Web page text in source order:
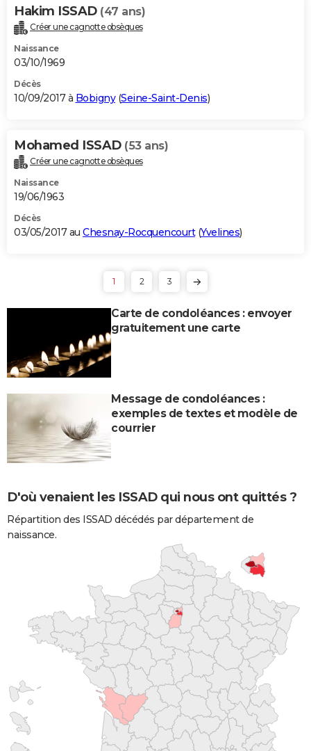
Hakim ISSAD (47 ans)
Créer une cagnotte obsèques
Naissance
03/10/1969
Décès
10/09/2017 à Bobigny(Seine-Saint-Denis)
Mohamed ISSAD (53 ans)
Créer une cagnotte obsèques
Naissance
19/06/1963
Décès
03/05/2017 au Chesnay-Rocquencourt(Yvelines)
1 2 3
Carte de condoléances : envoyer
gratuitement une carte
Message de condoléances :
exemples de textes et modèle de
courrier
D'où venaient les ISSAD qui nous ont quittés ?
Répartition des ISSAD décédés par département de
naissance.